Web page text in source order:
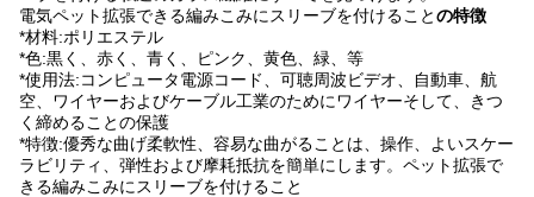
電気ペット拡張できる編みこみにスリーブを付けることの特徴
*材料:ポリエステル
*色:黒く、赤く、青く、ピンク、黄色、緑、等
*使用法:コンピュータ電源コード、可聴周波ビデオ、自動車、航
空、ワイヤーおよびケーブル工業のためにワイヤーそして、きつ
く締めることの保護
*特徴:優秀な曲げ柔軟性、容易な曲がることは、操作、よいスケー
ラビリティ、弾性および摩耗抵抗を簡単にします。ペット拡張で
きる編みこみにスリーブを付けること